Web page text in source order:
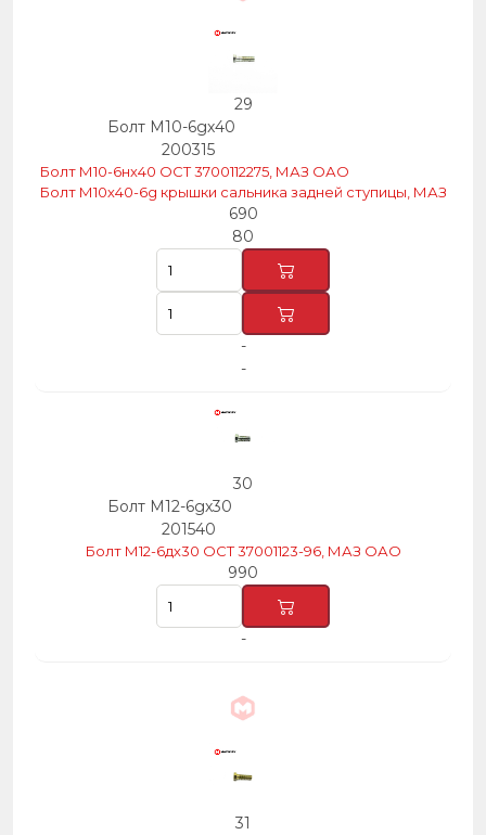
29
Болт М10-6gх40
200315
Болт М10-6нх40 ОСТ 3700112275, МАЗ ОАО
Болт М10х40-6g крышки сальника задней ступицы, МАЗ
690
80
-
-
30
Болт М12-6gх30
201540
Болт М12-6дх30 ОСТ 37001123-96, МАЗ ОАО
990
-
31